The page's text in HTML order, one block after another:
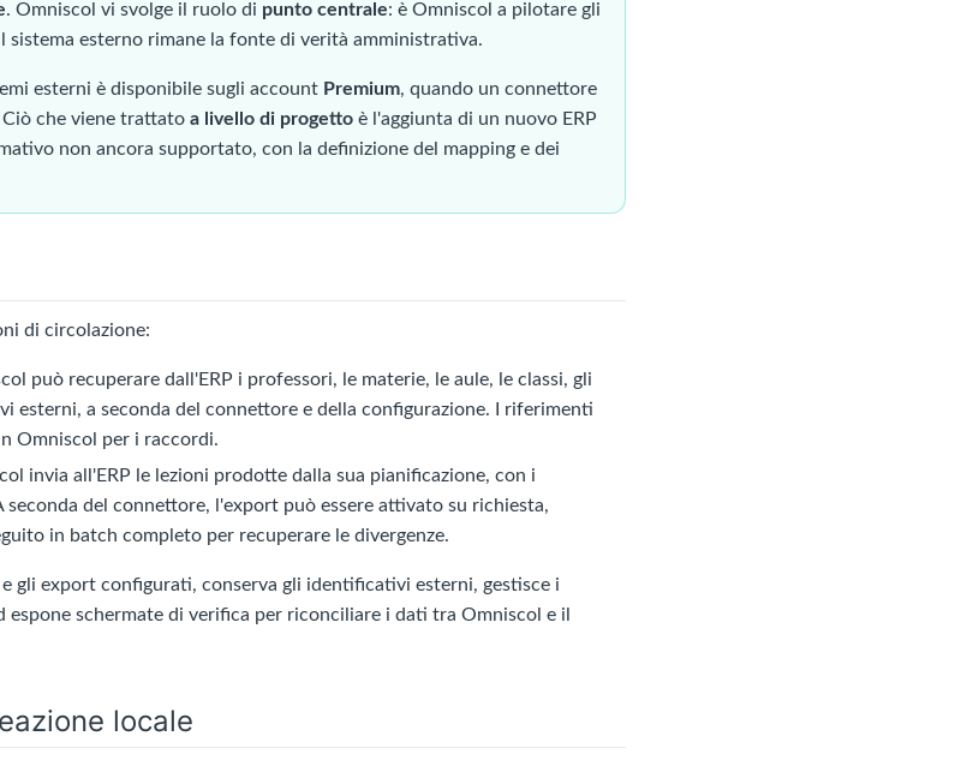
. Omniscol vi svolge il ruolo di punto centrale: è Omniscol a pilotare gli
sistema esterno rimane la fonte di verità amministrativa.
esterni è disponibile sugli account Premium, quando un connettore
che viene trattato a livello di progetto è l'aggiunta di un nuovo ERP
non ancora supportato, con la definizione del mapping e dei
di circolazione:
può recuperare dall'ERP i professori, le materie, le aule, le classi, gli
esterni, a seconda del connettore e della configurazione. I riferimenti
Omniscol per i raccordi.
invia all'ERP le lezioni prodotte dalla sua pianificazione, con i
del connettore, l'export può essere attivato su richiesta,
in batch completo per recuperare le divergenze.
gli export configurati, conserva gli identificativi esterni, gestisce i
espone schermate di verifica per riconciliare i dati tra Omniscol e il
locale